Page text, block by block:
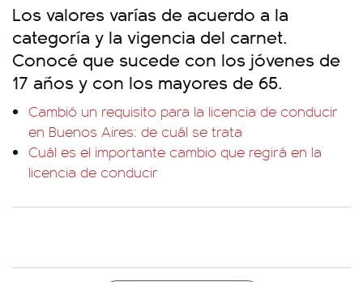
Los valores varías de acuerdo a la
categoría y la vigencia del carnet.
Conocé que sucede con los jóvenes de
17 años y con los mayores de 65.
Cambió un requisito para la licencia de conducir
en Buenos Aires: de cuál se trata
Cuál es el importante cambio que regirá en la
licencia de conducir